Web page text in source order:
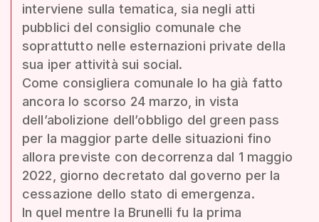
interviene sulla tematica, sia negli atti
pubblici del consiglio comunale che
soprattutto nelle esternazioni private della
sua iper attività sui social.
Come consigliera comunale lo ha già fatto
ancora lo scorso 24 marzo, in vista
dell’abolizione dell’obbligo del green pass
per la maggior parte delle situazioni fino
allora previste con decorrenza dal 1 maggio
2022, giorno decretato dal governo per la
cessazione dello stato di emergenza.
In quel mentre la Brunelli fu la prima